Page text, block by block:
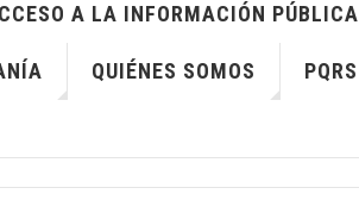
A LA INFORMACIÓN PÚBLICA
QUIÉNES SOMOS PQRS